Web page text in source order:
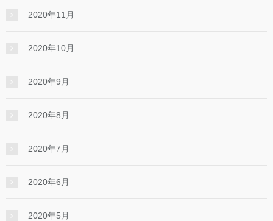
2020年11月
2020年10月
2020年9月
2020年8月
2020年7月
2020年6月
2020年5月